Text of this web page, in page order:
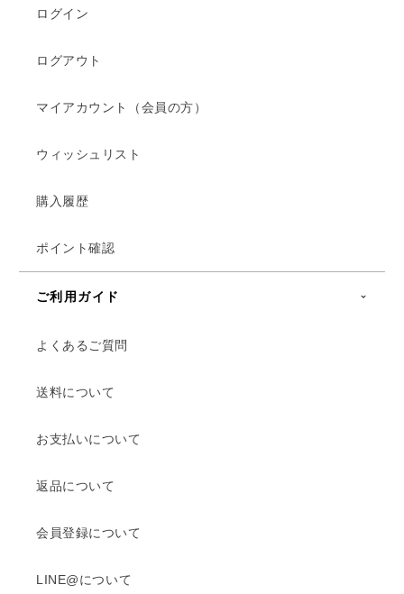
ログイン
ログアウト
マイアカウント（会員の方）
ウィッシュリスト
購入履歴
ポイント確認
ご利用ガイド
よくあるご質問
送料について
お支払いについて
返品について
会員登録について
LINE@について